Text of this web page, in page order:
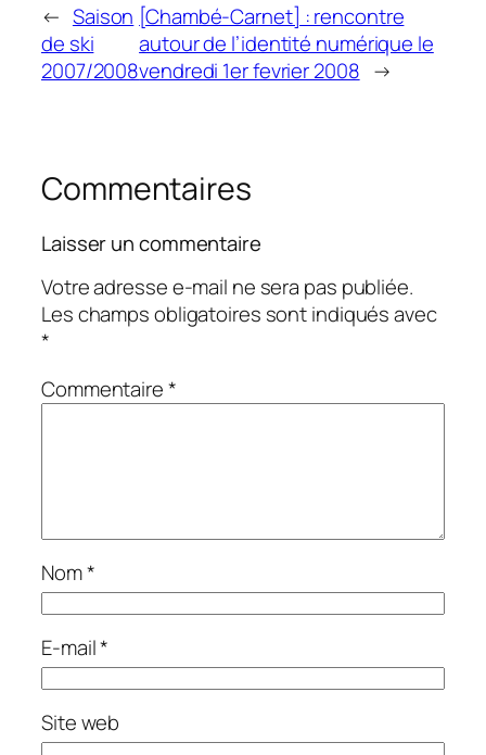
← Saison
de ski
2007/2008
[Chambé-Carnet] : rencontre
autour de l’identité numérique le
vendredi 1er fevrier 2008 →
Commentaires
Laisser un commentaire
Votre adresse e-mail ne sera pas publiée.
Les champs obligatoires sont indiqués avec
*
Commentaire*
Nom*
E-mail*
Site web